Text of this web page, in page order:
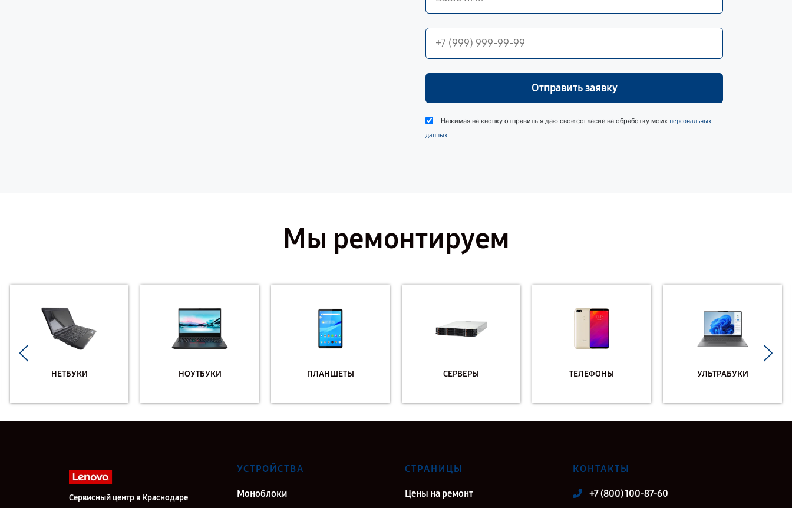
Отправить заявку
Нажимая на кнопку отправить я даю свое согласие на обработку моих персональных
данных.
Мы ремонтируем
НЕТБУКИ НОУТБУКИ ПЛАНШЕТЫ СЕРВЕРЫ ТЕЛЕФОНЫ УЛЬТРАБУКИ
Сервисный центр в Краснодаре
УСТРОЙСТВА
Моноблоки
СТРАНИЦЫ
Цены на ремонт
КОНТАКТЫ
+7 (800) 100-87-60